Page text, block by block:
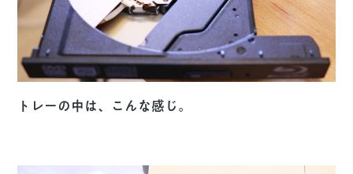
トレーの中は、こんな感じ。